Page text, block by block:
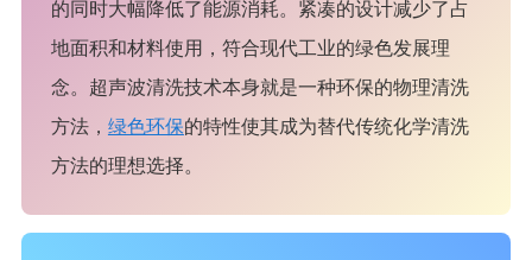
的同时大幅降低了能源消耗。紧凑的设计减少了占
地面积和材料使用，符合现代工业的绿色发展理
念。超声波清洗技术本身就是一种环保的物理清洗
方法， 绿色环保的特性使其成为替代传统化学清洗
方法的理想选择。